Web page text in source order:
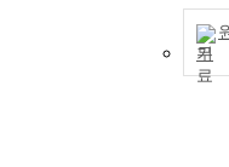
기